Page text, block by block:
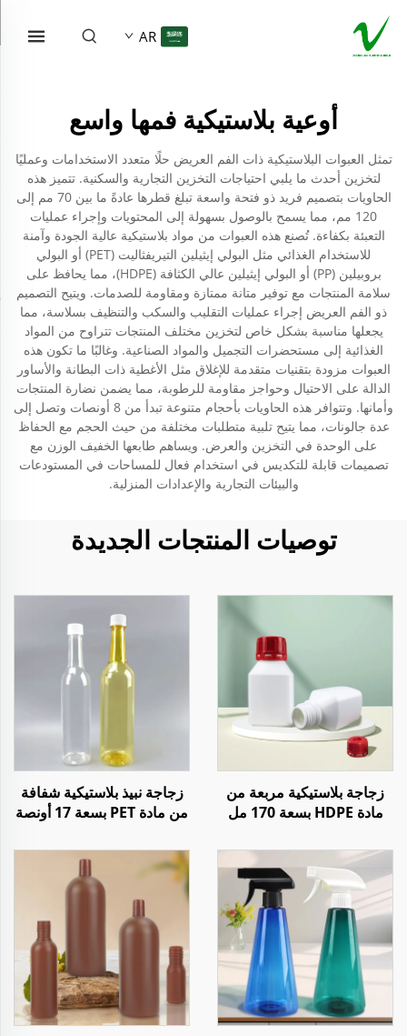
AR
أوعية بلاستيكية فمها واسع
تمثل العبوات البلاستيكية ذات الفم العريض حلًا متعدد الاستخدامات وعمليًا
لتخزين أحدث ما يلبي احتياجات التخزين التجارية والسكنية. تتميز هذه
الحاويات بتصميم فريد ذو فتحة واسعة تبلغ قطرها عادةً ما بين 70 مم إلى
120 مم، مما يسمح بالوصول بسهولة إلى المحتويات وإجراء عمليات
التعبئة بكفاءة. تُصنع هذه العبوات من مواد بلاستيكية عالية الجودة وآمنة
للاستخدام الغذائي مثل البولي إيثيلين التيريفثاليت (PET) أو البولي
بروبيلين (PP) أو البولي إيثيلين عالي الكثافة (HDPE)، مما يحافظ على
سلامة المنتجات مع توفير متانة ممتازة ومقاومة للصدمات. ويتيح التصميم
ذو الفم العريض إجراء عمليات التقليب والسكب والتنظيف بسلاسة، مما
يجعلها مناسبة بشكل خاص لتخزين مختلف المنتجات تتراوح من المواد
الغذائية إلى مستحضرات التجميل والمواد الصناعية. وغالبًا ما تكون هذه
العبوات مزودة بتقنيات متقدمة للإغلاق مثل الأغطية ذات البطانة والأساور
الدالة على الاحتيال وحواجز مقاومة للرطوبة، مما يضمن نضارة المنتجات
وأمانها. وتتوافر هذه الحاويات بأحجام متنوعة تبدأ من 8 أونصات وتصل إلى
عدة جالونات، مما يتيح تلبية متطلبات مختلفة من حيث الحجم مع الحفاظ
على الوحدة في التخزين والعرض. ويساهم طابعها الخفيف الوزن مع
تصميمات قابلة للتكديس في استخدام فعال للمساحات في المستودعات
والبيئات التجارية والإعدادات المنزلية.
توصيات المنتجات الجديدة
زجاجة بلاستيكية مربعة من
مادة HDPE بسعة 170 مل
السوائل أو المساحيق مع
غطاء مقاوم للأطفال
زجاجة نبيذ بلاستيكية شفافة
من مادة PET بسعة 17 أونصة
وعصير المشروبات والشمبانيا